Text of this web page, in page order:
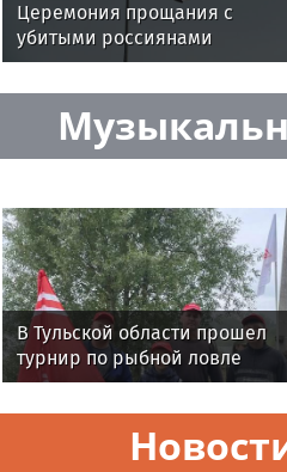
Церемония прощания с
убитыми россиянами
проходит в Таиланде
В Тульской области прошел
турнир по рыбной ловле
среди команд
железнодорожников